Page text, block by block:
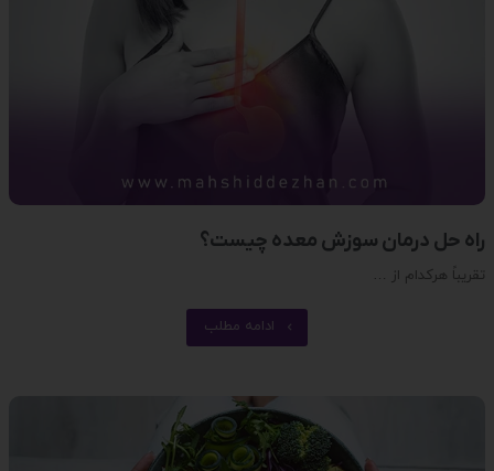
راه حل درمان سوزش معده چیست؟
تقریباً هرکدام از …
ادامه مطلب